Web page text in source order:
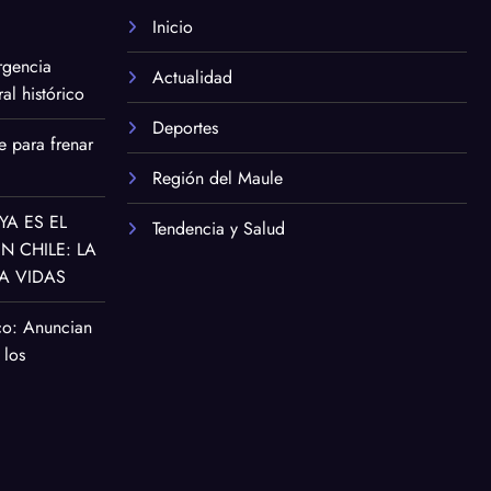
histórico
para frenar
ES EL
CHILE: LA
VIDAS
Anuncian
Inicio
Actualidad
Deportes
Región del Maule
Tendencia y Salud